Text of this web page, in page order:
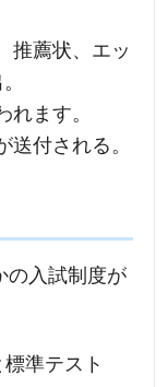
推薦状、エッ
れます。
送付される。
の入試制度が
準テスト